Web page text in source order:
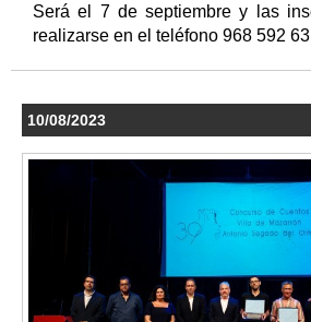
Será el 7 de septiembre y las
realizarse en el teléfono 968 592
10/08/2023